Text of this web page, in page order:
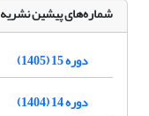
شماره‌های پیشین نشریه
دوره 15 (1405)
دوره 14 (1404)